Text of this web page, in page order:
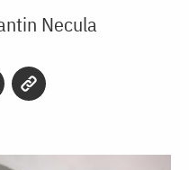
Necula